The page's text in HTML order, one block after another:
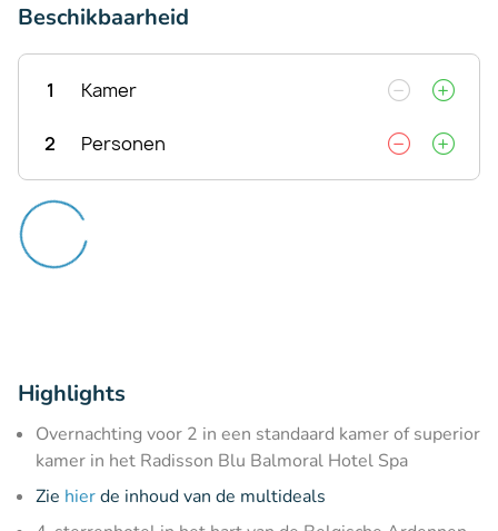
Beschikbaarheid
1 Kamer
2 Personen
Highlights
Overnachting voor 2 in een standaard kamer of superior
kamer in het Radisson Blu Balmoral Hotel Spa
Zie hierde inhoud van de multideals